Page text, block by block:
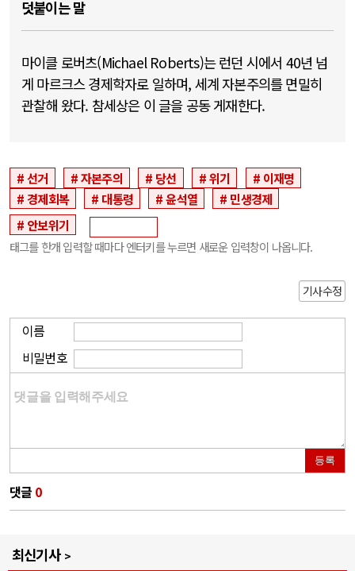
덧붙이는 말
마이클 로버츠(Michael Roberts)는 런던 시에서 40년 넘
게 마르크스 경제학자로 일하며, 세계 자본주의를 면밀히
관찰해 왔다. 참세상은 이 글을 공동 게재한다.
선거 자본주의 당선 위기
이재명
경제회복
대통령 윤석열
민생경제
안보위기
태그를 한개 입력할 때마다 엔터키를 누르면 새로운 입력창이 나옵니다.
기사수정
이름
비밀번호
등록
댓글 0
최신기사